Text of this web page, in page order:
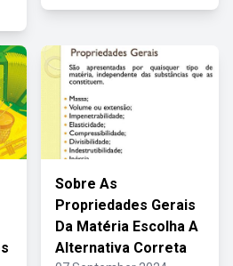
Sobre As
Propriedades Gerais
Da Matéria Escolha A
Alternativa Correta